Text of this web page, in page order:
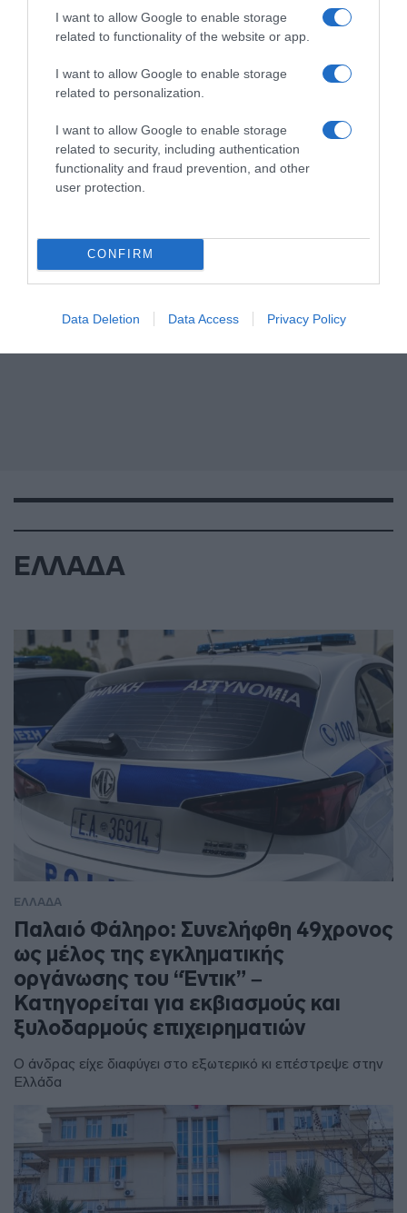
I want to allow Google to enable storage
related to functionality of the website or app.
I want to allow Google to enable storage
related to personalization.
I want to allow Google to enable storage
related to security, including authentication
functionality and fraud prevention, and other
user protection.
CONFIRM
Data Deletion Data Access Privacy Policy
ΕΛΛΑΔΑ
ΕΛΛΑΔΑ
Παλαιό Φάληρο: Συνελήφθη 49χρονος
ως μέλος της εγκληματικής
οργάνωσης του “Έντικ” –
Κατηγορείται για εκβιασμούς και
ξυλοδαρμούς επιχειρηματιών
Ο άνδρας είχε διαφύγει στο εξωτερικό κι επέστρεψε στην
Ελλάδα